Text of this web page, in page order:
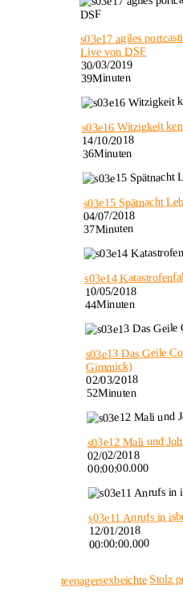
s03e17 agiles
Live von DSF
30/03/2019
39Minuten
s03e16 Witzigkeit
14/10/2018
36Minuten
s03e15 Spätnacht
04/07/2018
37Minuten
s03e14
10/05/2018
44Minuten
s03e13 Das Geile
Gimmick)
02/03/2018
52Minuten
s03e12 Mali und
02/02/2018
00:00:00.000
s03e11 Anrufs in
12/01/2018
00:00:00.000
teenagersexbeichte Stolz